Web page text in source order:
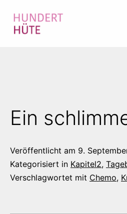
Inhalt
Ein
Veröffentlicht am 9.
Kategorisiert in Kapitel2,
Verschlagwortet mit Chemo,